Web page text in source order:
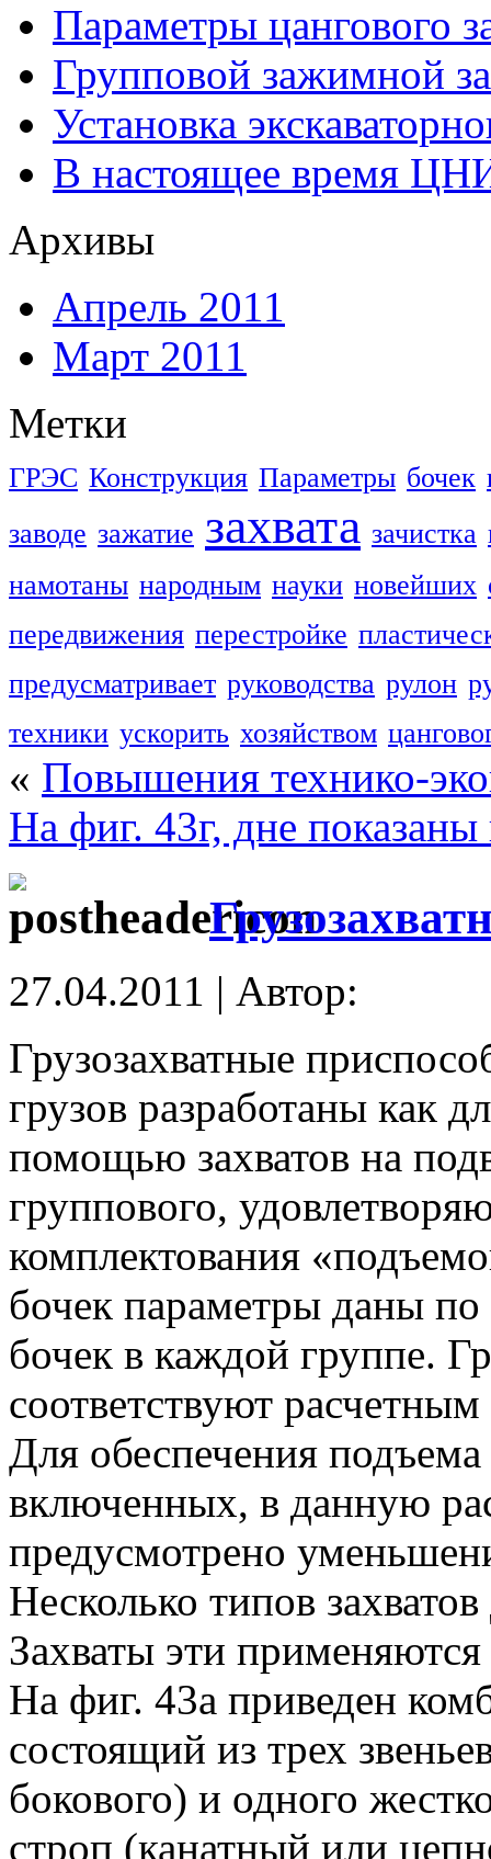
Параметры цангового
Групповой зажимной
Установка
В настоящее время
Архивы
Апрель 2011
Март 2011
Метки
ГРЭС Конструкция Параметры бочек
заводе зажатие захвата зачистка
намотаны народным науки новейших
передвижения перестройке
предусматривает руководства рулон
техники ускорить хозяйством
« Повышения технико-
На фиг. 43г, дне
27.04.2011 | Автор:
Грузозахватные
грузов разработаны как
помощью захватов на
группового,
комплектования
бочек параметры даны
бочек в каждой группе.
соответствуют
Для обеспечения подъема
включенных, в данную
предусмотрено
Несколько типов
Захваты эти
На фиг. 43а приведен
состоящий из трех
бокового) и одного
строп (канатный или